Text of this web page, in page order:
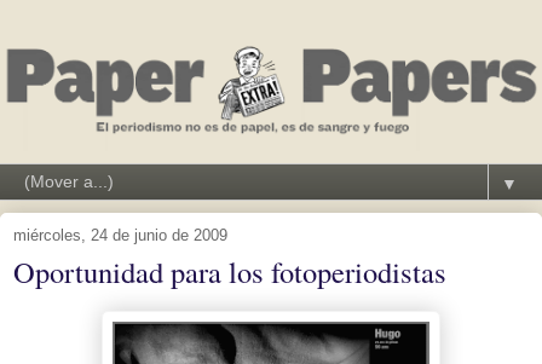
▼
miércoles, 24 de junio de 2009
Oportunidad para los fotoperiodistas